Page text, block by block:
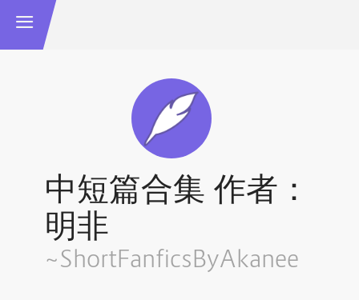
中短篇合集 作者：
明非
~ShortFanficsByAkanee